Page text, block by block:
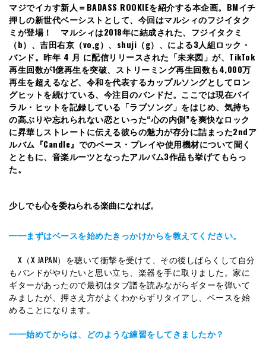
マジでイカす新人＝BADASS ROOKIEを紹介する本企画。BMイチ
押しの新世代ベーシストとして、今回はマルシィのフジイタク
ミが登場！ マルシィは2018年に結成された、フジイタクミ
（b）、吉田右京（vo,g）、shuji（g）、による3人組ロック・
バンド。昨年 4 月 に配信リリースされた「未来図」が、TikTok
再生回数が1億再生を突破、ストリーミング再生回数も4,000万
再生を超えるなど、令和を代表するカップルソングとしてロン
グヒットを続けている、今注目のバンドだ。ここでは現在バイ
ラル・ヒットを記録している「ラブソング」をはじめ、気持ち
の高ぶりや忘れられない恋といった“心の内側”を爽快なロック
に昇華しストレートに伝える彼らの魅力が存分に詰まった2ndア
ルバム『Candle』でのベース・プレイや使用機材について聞く
とともに、音楽ルーツとなったアルバム3作品も挙げてもらっ
た。
少しでも心を委ねられる楽曲になれば。
━━まずはベースを始めたきっかけからを教えてください。
X（X JAPAN）を聴いて衝撃を受けて、その後しばらくして自分
もバンドがやりたいと思い立ち、楽器を手に取りました。家に
ギターがあったので最初はタブ譜を読みながらギターを弾いて
みましたが、押さえ方がよくわからずリタイアし、ベースを始
めることになります。
━━始めてからは、どのような練習をしてきましたか？